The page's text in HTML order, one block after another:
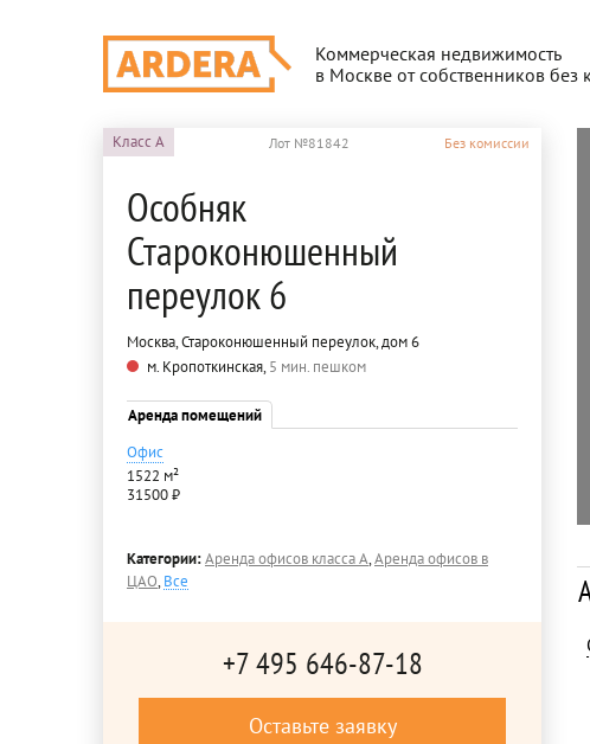
Коммерческая недвижимость
в Москве от собственников без
Класс A Лот №81842 Без комиссии
Особняк
Староконюшенный
переулок 6
Москва, Староконюшенный переулок, дом 6
м. Кропоткинская,5 мин. пешком
Аренда помещений
Офис
1522 м²
31500 ₽
Категории:Аренда офисов класса A,Аренда офисов в
ЦАО,Все
+7 495 646-87-18
Оставьте заявку